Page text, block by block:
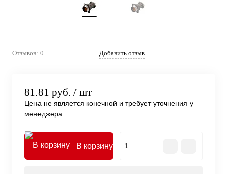
Отзывов: 0 Добавить отзыв
81.81 руб. / шт
Цена не является конечной и требует уточнения у
менеджера.
В корзину